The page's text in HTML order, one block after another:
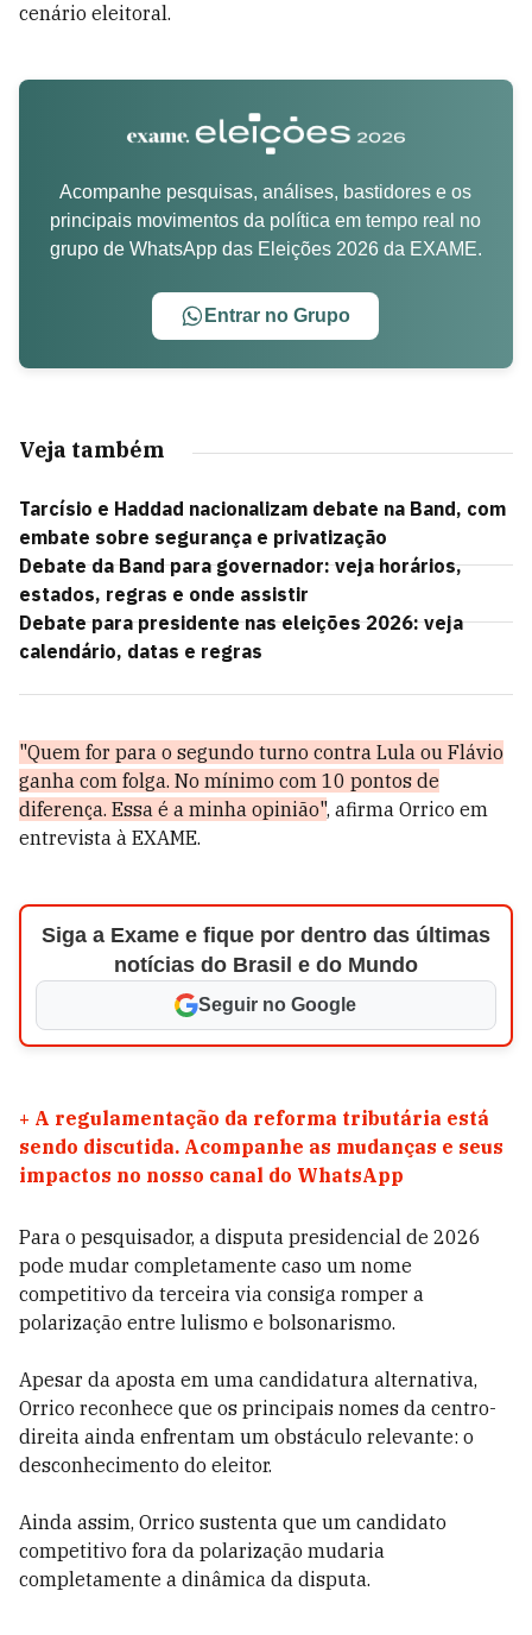
cenário eleitoral.
Acompanhe pesquisas, análises, bastidores e os
principais movimentos da política em tempo real no
grupo de WhatsApp das Eleições 2026 da EXAME.
Entrar no Grupo
Veja também
Tarcísio e Haddad nacionalizam debate na Band, com
embate sobre segurança e privatização
Debate da Band para governador: veja horários,
estados, regras e onde assistir
Debate para presidente nas eleições 2026: veja
calendário, datas e regras
"Quem for para o segundo turno contra Lula ou Flávio
ganha com folga. No mínimo com 10 pontos de
diferença. Essa é a minha opinião", afirma Orrico em
entrevista à EXAME.
Siga a Exame e fique por dentro das últimas
notícias do Brasil e do Mundo
Seguir no Google
+ A regulamentação da reforma tributária está
sendo discutida. Acompanhe as mudanças e seus
impactos no nosso canal do WhatsApp
Para o pesquisador, a disputa presidencial de 2026
pode mudar completamente caso um nome
competitivo da terceira via consiga romper a
polarização entre lulismo e bolsonarismo.
Apesar da aposta em uma candidatura alternativa,
Orrico reconhece que os principais nomes da centro-
direita ainda enfrentam um obstáculo relevante: o
desconhecimento do eleitor.
Ainda assim, Orrico sustenta que um candidato
competitivo fora da polarização mudaria
completamente a dinâmica da disputa.